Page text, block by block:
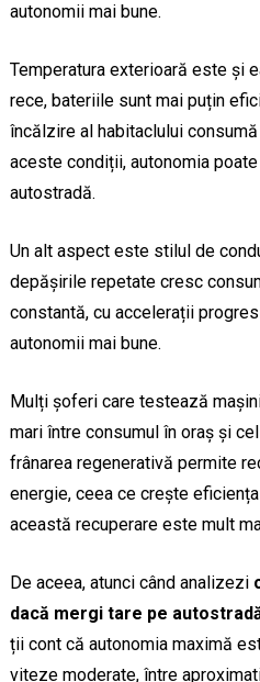
autonomii mai bune.
Temperatura exterioară este și
rece, bateriile sunt mai puțin
încălzire al habitaclului
aceste condiții, autonomia
autostradă.
Un alt aspect este stilul de
depășirile repetate cresc
constantă, cu accelerații
autonomii mai bune.
Mulți șoferi care testează
mari între consumul în oraș și
frânarea regenerativă permite
energie, ceea ce crește
această recuperare este mult
De aceea, atunci când analizezi
dacă mergi tare pe
ții cont că autonomia maximă
viteze moderate, între